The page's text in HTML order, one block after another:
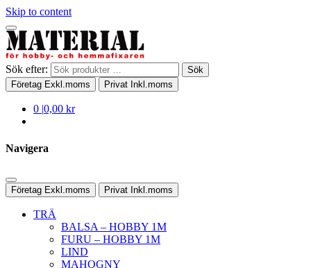
Skip to content
Sök efter:
Sök
Företag Exkl.moms Privat Inkl.moms
0 |0,00 kr
Navigera
Företag Exkl.moms Privat Inkl.moms
TRÄ
BALSA – HOBBY 1M
FURU – HOBBY 1M
LIND
MAHOGNY